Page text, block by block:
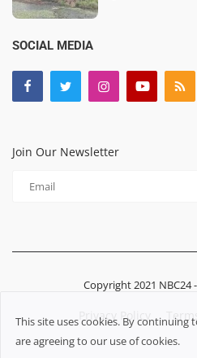
SOCIAL MEDIA
Join Our Newsletter
Copyright 2021 NBC24
Privacy Policy
This site uses cookies. By continuing
are agreeing to our use of cookies.